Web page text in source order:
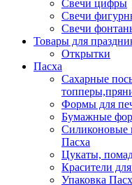
Свечи цифры
Свечи
Свечи
Товары для
Открытки
Пасха
Сахарные
Формы для
Бумажные
Силиконовые
Пасха
Цукаты,
Красители
Упаковка